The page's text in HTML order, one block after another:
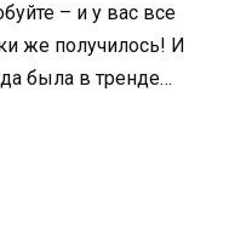
– и у вас все
же получилось! И
была в тренде…